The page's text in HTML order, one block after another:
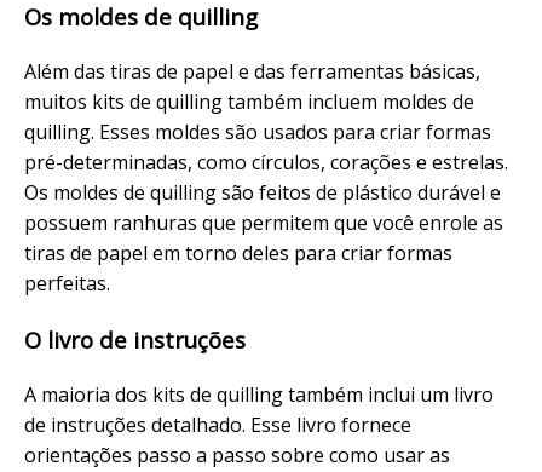
Os moldes de quilling
Além das tiras de papel e das ferramentas básicas,
muitos kits de quilling também incluem moldes de
quilling. Esses moldes são usados para criar formas
pré-determinadas, como círculos, corações e estrelas.
Os moldes de quilling são feitos de plástico durável e
possuem ranhuras que permitem que você enrole as
tiras de papel em torno deles para criar formas
perfeitas.
O livro de instruções
A maioria dos kits de quilling também inclui um livro
de instruções detalhado. Esse livro fornece
orientações passo a passo sobre como usar as